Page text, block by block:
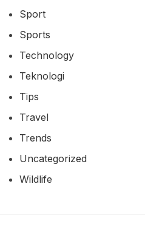
Sport
Sports
Technology
Teknologi
Tips
Travel
Trends
Uncategorized
Wildlife